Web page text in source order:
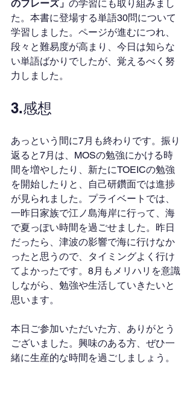
のフレーズ」 の学習にも取り組みまし
た。本書に登場する単語30問について
学習しました。ページが進むにつれ、
段々と難易度が高まり、今日は知らな
い単語ばかりでしたが、覚えるべく努
力しました。
3.感想
あっという間に7月も終わりです。振り
返ると7月は、MOSの勉強にかける時
間を増やしたり、新たにTOEICの勉強
を開始したりと、自己研鑽面では進捗
が見られました。プライベートでは、
一昨日家族で江ノ島海岸に行って、海
で夏っぽい時間を過ごせました。昨日
だったら、津波の影響で海に行けなか
ったと思うので、タイミングよく行け
てよかったです。8月もメリハリを意識
しながら、勉強や生活していきたいと
思います。
本日ご参加いただいた方、ありがとう
ございました。興味のある方、ぜひ一
緒に生産的な時間を過ごしましょう。